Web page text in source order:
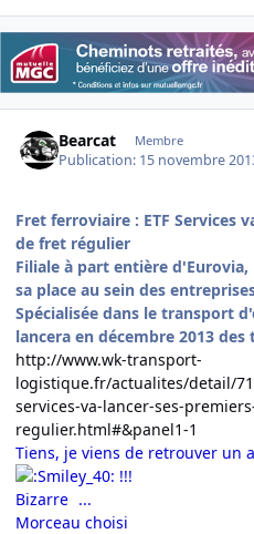
Bearcat Membre
Publication: 15 novembre
Fret ferroviaire : ETF Services
de fret régulier
Filiale à part entière d'Eurovia,
sa place au sein des
Spécialisée dans le transport
lancera en décembre 2013
http://www.wk-transport-
logistique.fr/actualites/detail/
services-va-lancer-ses-
regulier.html#&panel1-1
Tiens, je viens de retrouver un
!!!
Bizarre ...
Morceau choisi